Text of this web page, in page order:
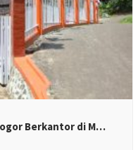
Berkantor di M…